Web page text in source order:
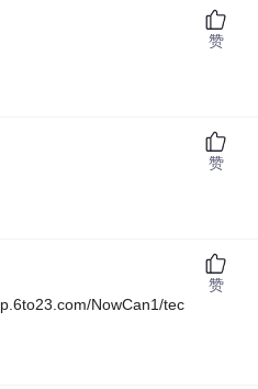
赞
赞
NowCan1/tec
赞